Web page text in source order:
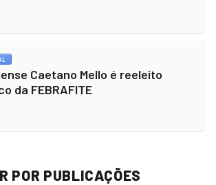
Caetano Mello é reeleito
da FEBRAFITE
POR PUBLICAÇÕES